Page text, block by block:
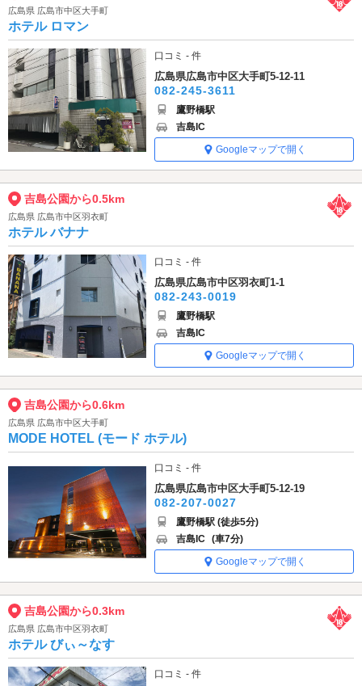
広島県 広島市中区大手町
ホテル ロマン
口コミ - 件
広島県広島市中区大手町5-12-11
082-245-3611
鷹野橋駅
吉島IC
Googleマップで開く
吉島公園から0.5km
広島県 広島市中区羽衣町
ホテル バナナ
口コミ - 件
広島県広島市中区羽衣町1-1
082-243-0019
鷹野橋駅
吉島IC
Googleマップで開く
吉島公園から0.6km
広島県 広島市中区大手町
MODE HOTEL (モード ホテル)
口コミ - 件
広島県広島市中区大手町5-12-19
082-207-0027
鷹野橋駅 (徒歩5分)
吉島IC (車7分)
Googleマップで開く
吉島公園から0.3km
広島県 広島市中区羽衣町
ホテル びぃ～なす
口コミ - 件